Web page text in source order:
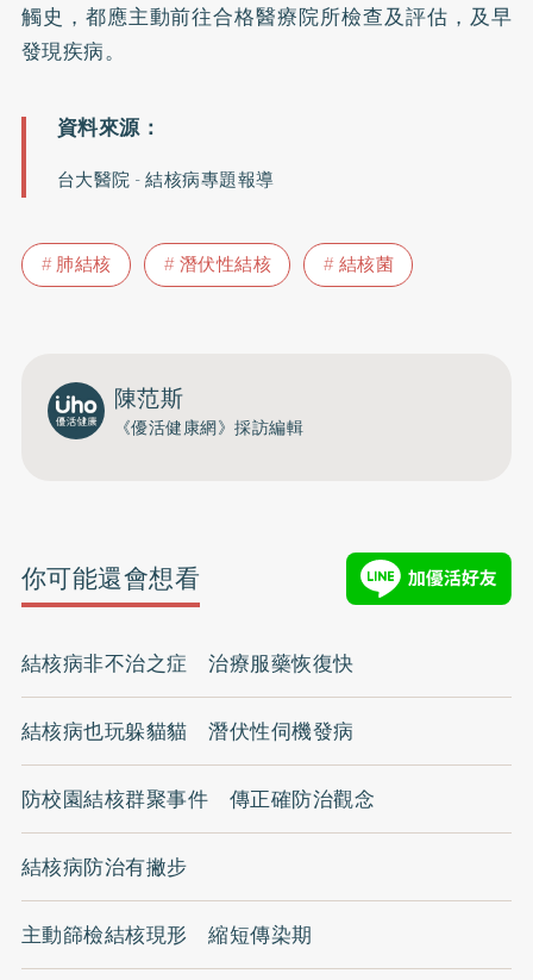
觸史，都應主動前往合格醫療院所檢查及評估，及早
發現疾病。
台大醫院 - 結核病專題報導
肺結核 潛伏性結核 結核菌
陳范斯
《優活健康網》採訪編輯
你可能還會想看
結核病非不治之症 治療服藥恢復快
結核病也玩躲貓貓 潛伏性伺機發病
防校園結核群聚事件 傳正確防治觀念
結核病防治有撇步
主動篩檢結核現形 縮短傳染期